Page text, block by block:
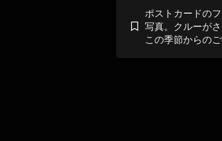
ポストカードの
写真。クルーが
この季節からのご